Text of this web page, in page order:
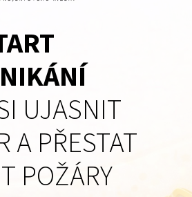
UJASNIT
A PŘESTAT
POŽÁRY